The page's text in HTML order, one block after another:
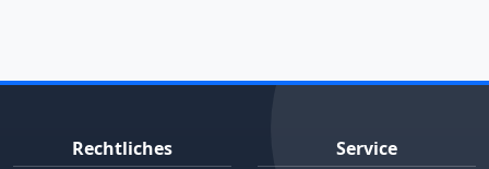
Rechtliches Service